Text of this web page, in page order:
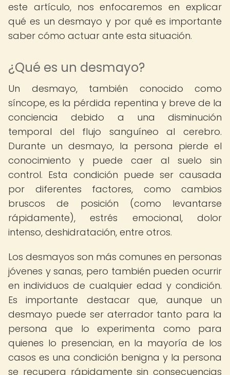
este artículo, nos enfocaremos en explicar
qué es un desmayo y por qué es importante
saber cómo actuar ante esta situación.
¿Qué es un desmayo?
Un desmayo, también conocido como
síncope, es la pérdida repentina y breve de la
conciencia debido a una disminución
temporal del flujo sanguíneo al cerebro.
Durante un desmayo, la persona pierde el
conocimiento y puede caer al suelo sin
control. Esta condición puede ser causada
por diferentes factores, como cambios
bruscos de posición (como levantarse
rápidamente), estrés emocional, dolor
intenso, deshidratación, entre otros.
Los desmayos son más comunes en personas
jóvenes y sanas, pero también pueden ocurrir
en individuos de cualquier edad y condición.
Es importante destacar que, aunque un
desmayo puede ser aterrador tanto para la
persona que lo experimenta como para
quienes lo presencian, en la mayoría de los
casos es una condición benigna y la persona
se recupera rápidamente sin consecuencias